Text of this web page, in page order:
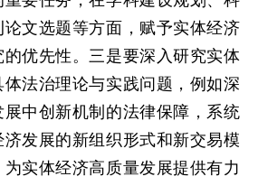
文选题等方面，赋予实体经济
优先性。三是要深入研究实体
法治理论与实践问题，例如深
中创新机制的法律保障，系统
发展的新组织形式和新交易模
实体经济高质量发展提供有力